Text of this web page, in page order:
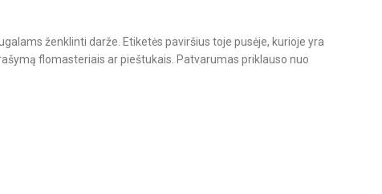
ženklinti darže. Etiketės paviršius toje pusėje, kurioje yra
flomasteriais ar pieštukais. Patvarumas priklauso nuo